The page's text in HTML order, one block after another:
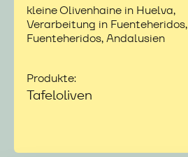
kleine Olivenhaine in Huelva,
Verarbeitung in Fuenteheridos,
Fuenteheridos, Andalusien
Produkte:
Tafeloliven